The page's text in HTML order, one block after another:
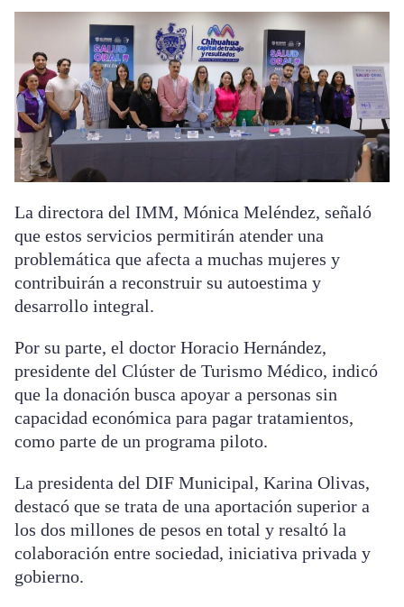
La directora del IMM, Mónica Meléndez, señaló
que estos servicios permitirán atender una
problemática que afecta a muchas mujeres y
contribuirán a reconstruir su autoestima y
desarrollo integral.
Por su parte, el doctor Horacio Hernández,
presidente del Clúster de Turismo Médico, indicó
que la donación busca apoyar a personas sin
capacidad económica para pagar tratamientos,
como parte de un programa piloto.
La presidenta del DIF Municipal, Karina Olivas,
destacó que se trata de una aportación superior a
los dos millones de pesos en total y resaltó la
colaboración entre sociedad, iniciativa privada y
gobierno.